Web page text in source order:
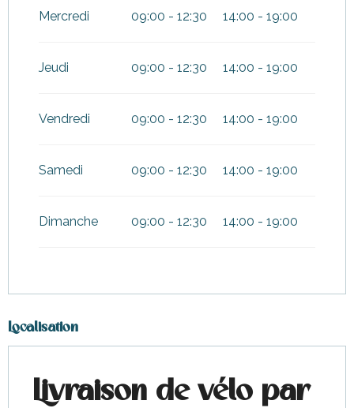
Mercredi 09:00 - 12:30 14:00 - 19:00
Jeudi 09:00 - 12:30 14:00 - 19:00
Vendredi 09:00 - 12:30 14:00 - 19:00
Samedi 09:00 - 12:30 14:00 - 19:00
Dimanche 09:00 - 12:30 14:00 - 19:00
Localisation
Livraison de vélo par